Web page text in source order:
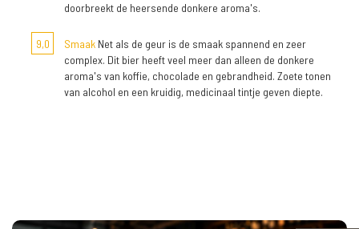
doorbreekt de heersende donkere aroma's.
9,0 Smaak Net als de geur is de smaak spannend en zeer
complex. Dit bier heeft veel meer dan alleen de donkere
aroma's van koffie, chocolade en gebrandheid. Zoete tonen
van alcohol en een kruidig, medicinaal tintje geven diepte.